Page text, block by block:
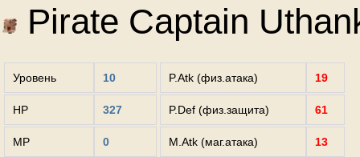
Pirate Captain
Уровень 10
HP 327
MP 0
P.Atk (физ.атака) 19
P.Def (физ.защита) 61
M.Atk (маг.атака) 13